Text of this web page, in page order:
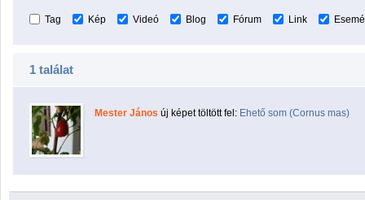
Tag Kép Videó Blog Fórum Link
1 találat
Mester János új képet töltött fel: Ehető som (Cornus mas)